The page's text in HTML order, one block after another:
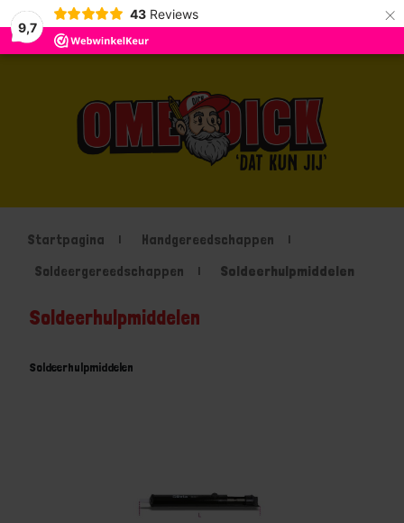
9,7
43 Reviews ×
Startpagina
Handgereedschappen
Soldeergereedschappen
Soldeerhulpmiddelen
Soldeerhulpmiddelen
Soldeerhulpmiddelen